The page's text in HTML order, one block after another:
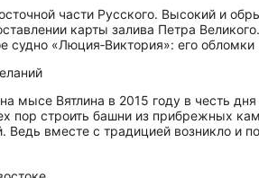
части Русского. Высокий и
карты залива Петра
судно «Люция‑Виктория»: его
мысе Вятлина в 2015 году в честь
пор строить башни из прибрежных
Ведь вместе с традицией возникло и